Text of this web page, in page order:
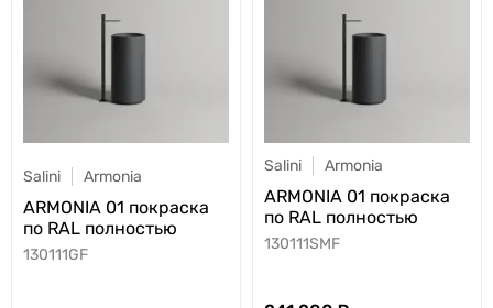
Salini Armonia
ARMONIA 01 покраска
по RAL полностью
130111GF
Salini Armonia
ARMONIA 01 покраска
по RAL полностью
130111SMF